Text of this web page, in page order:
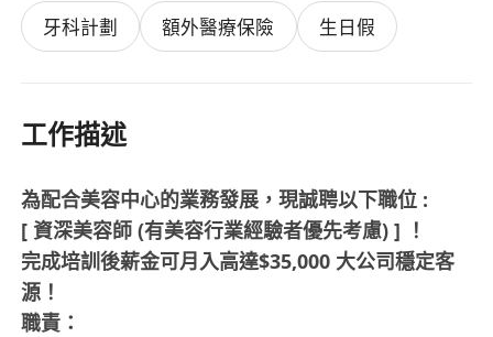
牙科計劃 額外醫療保險 生日假
工作描述
為配合美容中心的業務發展，現誠聘以下職位 :
[ 資深美容師 (有美容行業經驗者優先考慮) ] ！
完成培訓後薪金可月入高達$35,000 大公司穩定客
源！
職責：